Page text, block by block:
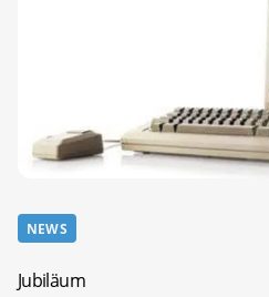
NEWS
Jubiläum